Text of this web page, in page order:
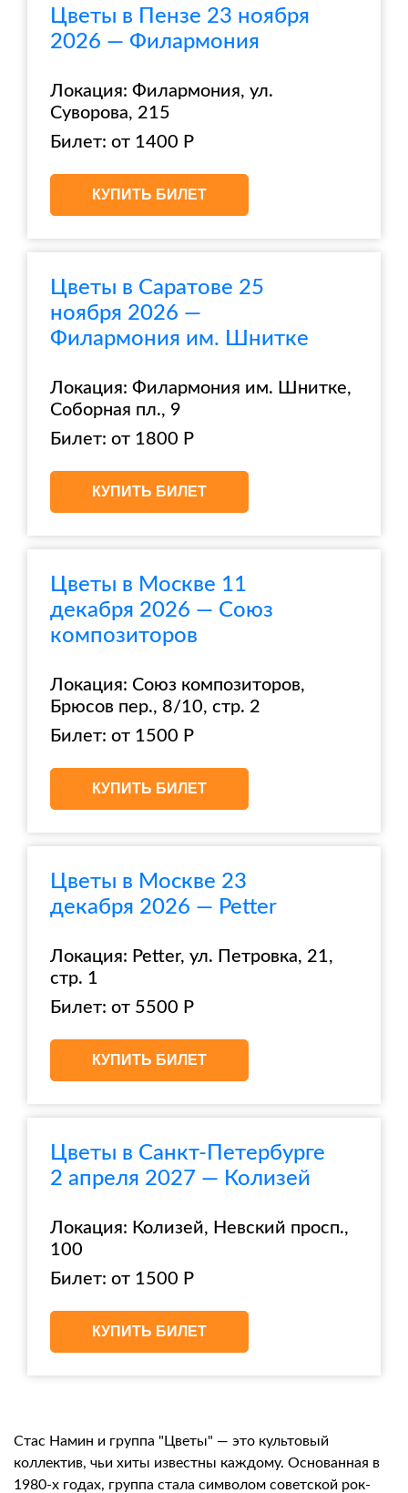
Цветы в Пензе 23 ноября
2026 — Филармония
Локация: Филармония, ул.
Суворова, 215
Билет: от 1400 Р
КУПИТЬ БИЛЕТ
Цветы в Саратове 25
ноября 2026 —
Филармония им. Шнитке
Локация: Филармония им. Шнитке,
Соборная пл., 9
Билет: от 1800 Р
КУПИТЬ БИЛЕТ
Цветы в Москве 11
декабря 2026 — Союз
композиторов
Локация: Союз композиторов,
Брюсов пер., 8/10, стр. 2
Билет: от 1500 Р
КУПИТЬ БИЛЕТ
Цветы в Москве 23
декабря 2026 — Petter
Локация: Petter, ул. Петровка, 21,
стр. 1
Билет: от 5500 Р
КУПИТЬ БИЛЕТ
Цветы в Санкт-Петербурге
2 апреля 2027 — Колизей
Локация: Колизей, Невский просп.,
100
Билет: от 1500 Р
КУПИТЬ БИЛЕТ
Стас Намин и группа "Цветы" — это культовый
коллектив, чьи хиты известны каждому. Основанная в
1980-х годах, группа стала символом советской рок-